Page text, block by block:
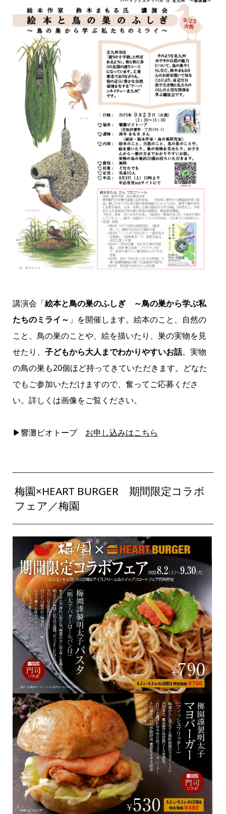
講演会「絵本と鳥の巣のふしぎ
～鳥の巣から学ぶ私
たちのミライ～ 」を開催します。絵本のこと、自然の
こと、鳥の巣のことや、絵を描いたり、巣の実物を見
せたり、 子どもから大人までわかりやすいお話。実物
の鳥の巣も20個ほど持ってきていただきます。どなた
でもご参加いただけますので、奮ってご応募くださ
い。詳しくは画像をご覧ください。
▶響灘ビオトープ お申し込みはこちら
梅園×HEART BURGER 期間限定コラボ
フェア／梅園